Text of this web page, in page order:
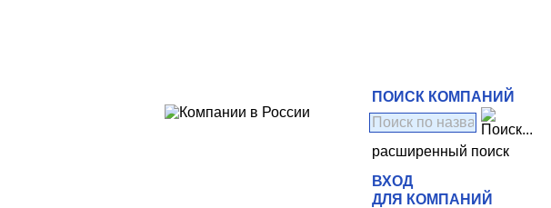
ПОИСК КОМПАНИЙ
расширенный поиск
ВХОД
ДЛЯ КОМПАНИЙ